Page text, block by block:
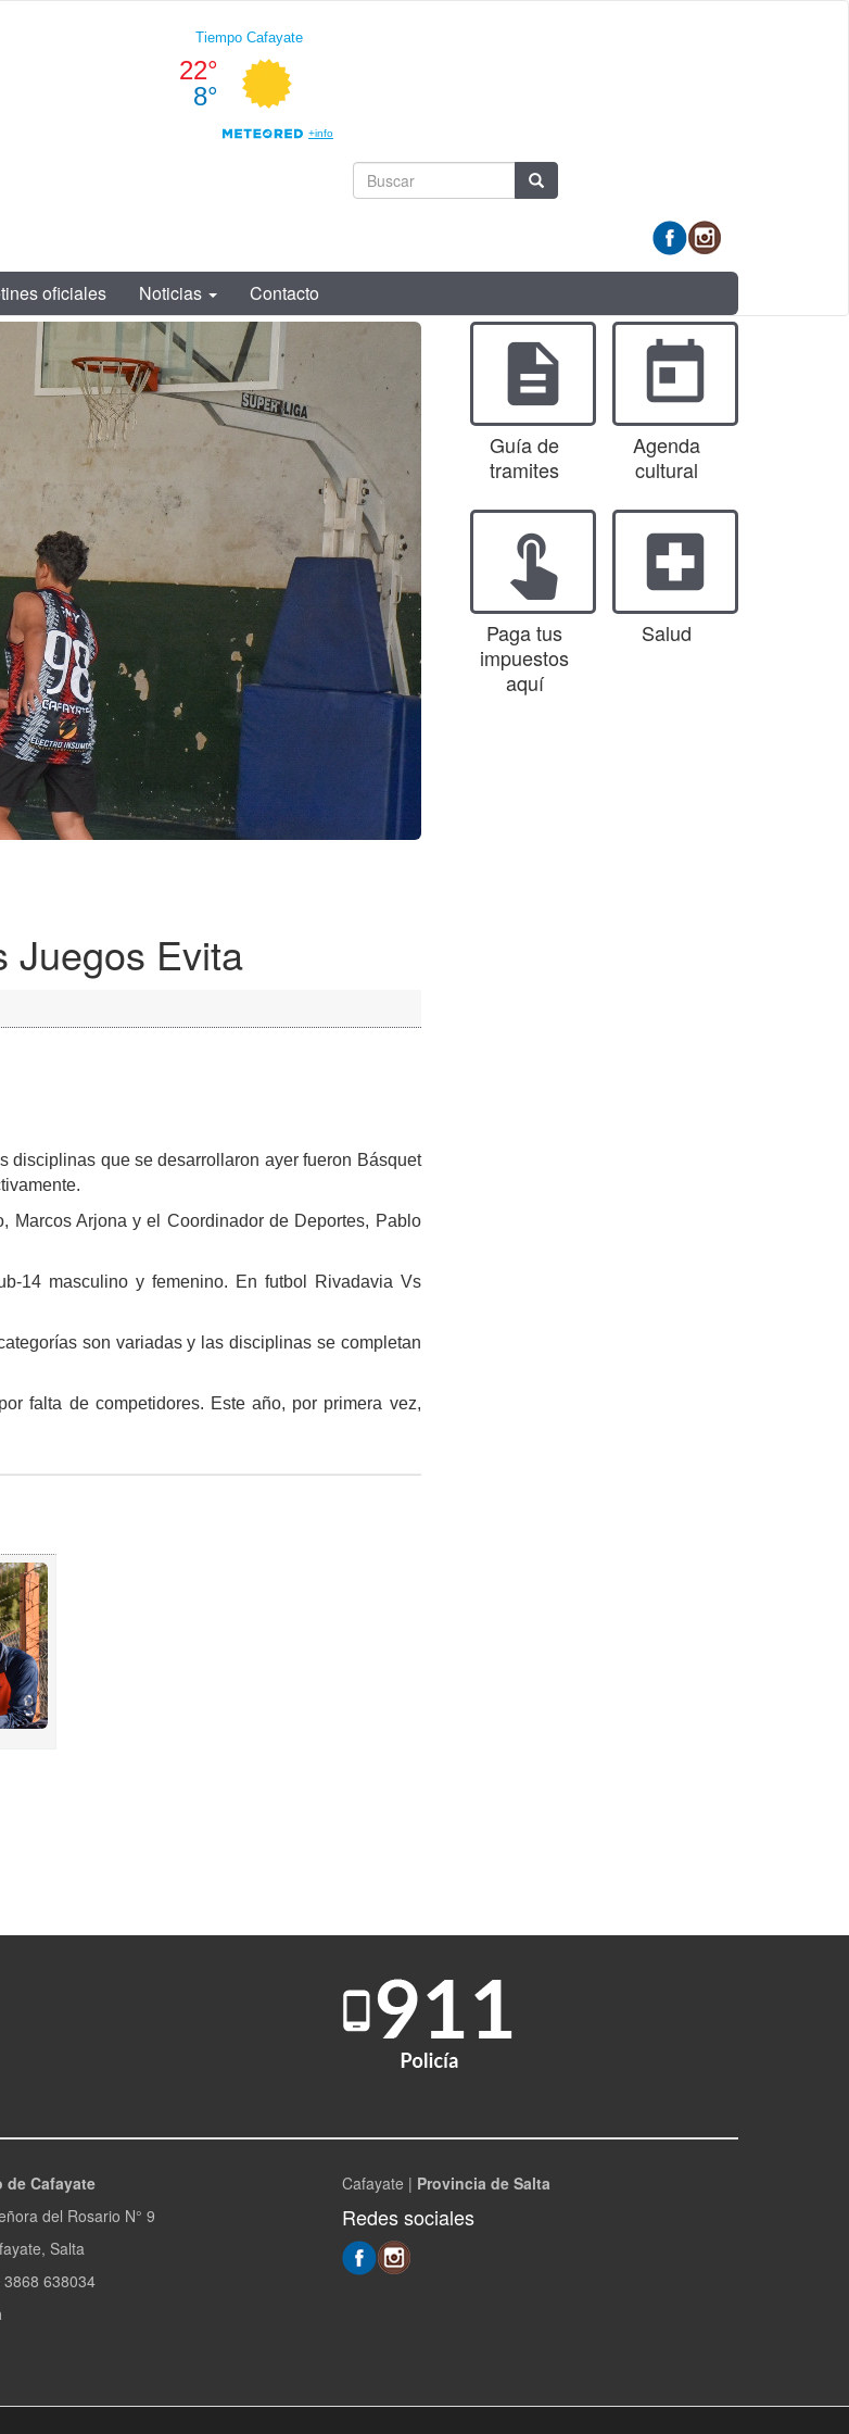
Formulario
búsqueda
oficiales Noticias Contacto
Juegos Evita
que se desarrollaron ayer fueron Básquet
Marcos Arjona y el Coordinador de Deportes, Pablo
14 masculino y femenino. En futbol Rivadavia Vs
son variadas y las disciplinas se completan
falta de competidores. Este año, por primera vez,
description
Guía de
tramites
today
Agenda
cultural
touch_app
Paga tus
impuestos
aquí
local_hospital
Salud
de Cafayate
del Rosario N° 9
Salta
3868 638034
Cafayate | Provincia de Salta
Redes sociales